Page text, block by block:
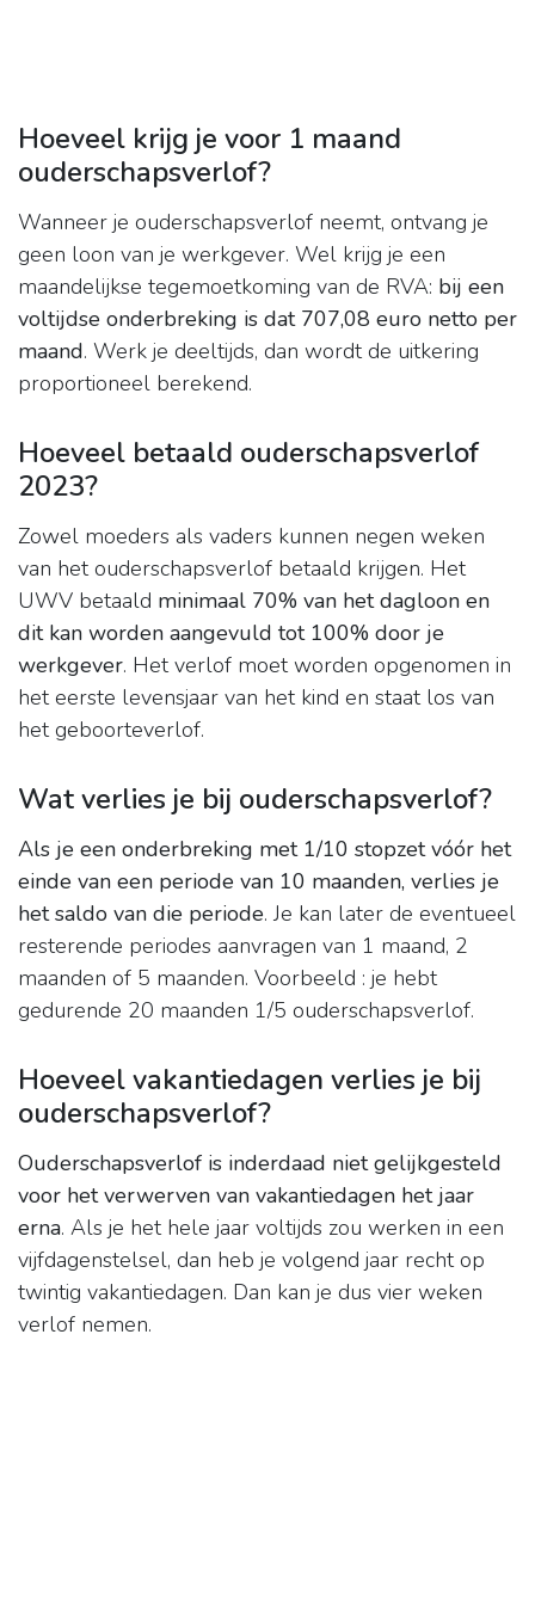
Hoeveel krijg je voor 1 maand
ouderschapsverlof?
Wanneer je ouderschapsverlof neemt, ontvang je
geen loon van je werkgever. Wel krijg je een
maandelijkse tegemoetkoming van de RVA: bij een
voltijdse onderbreking is dat 707,08 euro netto per
maand. Werk je deeltijds, dan wordt de uitkering
proportioneel berekend.
Hoeveel betaald ouderschapsverlof
2023?
Zowel moeders als vaders kunnen negen weken
van het ouderschapsverlof betaald krijgen. Het
UWV betaald minimaal 70% van het dagloon en
dit kan worden aangevuld tot 100% door je
werkgever. Het verlof moet worden opgenomen in
het eerste levensjaar van het kind en staat los van
het geboorteverlof.
Wat verlies je bij ouderschapsverlof?
Als je een onderbreking met 1/10 stopzet vóór het
einde van een periode van 10 maanden, verlies je
het saldo van die periode. Je kan later de eventueel
resterende periodes aanvragen van 1 maand, 2
maanden of 5 maanden. Voorbeeld : je hebt
gedurende 20 maanden 1/5 ouderschapsverlof.
Hoeveel vakantiedagen verlies je bij
ouderschapsverlof?
Ouderschapsverlof is inderdaad niet gelijkgesteld
voor het verwerven van vakantiedagen het jaar
erna. Als je het hele jaar voltijds zou werken in een
vijfdagenstelsel, dan heb je volgend jaar recht op
twintig vakantiedagen. Dan kan je dus vier weken
verlof nemen.